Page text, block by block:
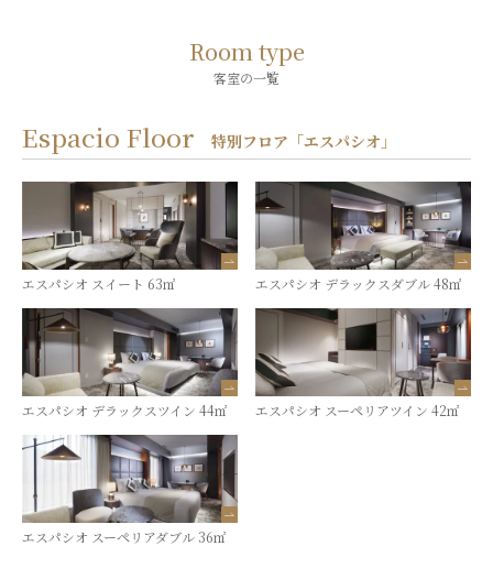
Room type
客室の一覧
Espacio Floor 特別フロア「エスパシオ」
エスパシオ スイート 63㎡ エスパシオ デラックスダブル 48㎡
エスパシオ デラックスツイン 44㎡ エスパシオ スーペリアツイン 42㎡
エスパシオ スーペリアダブル 36㎡